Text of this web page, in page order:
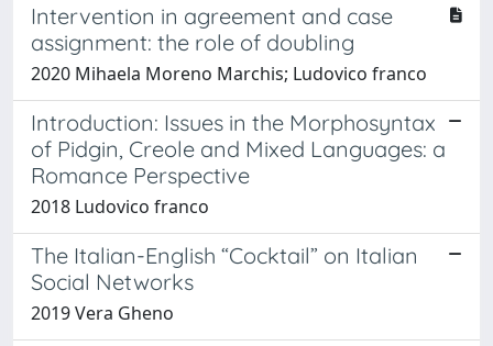
Intervention in agreement and case
assignment: the role of doubling
2020 Mihaela Moreno Marchis; Ludovico franco
Introduction: Issues in the Morphosyntax
of Pidgin, Creole and Mixed Languages: a
Romance Perspective
2018 Ludovico franco
The Italian-English “Cocktail” on Italian
Social Networks
2019 Vera Gheno